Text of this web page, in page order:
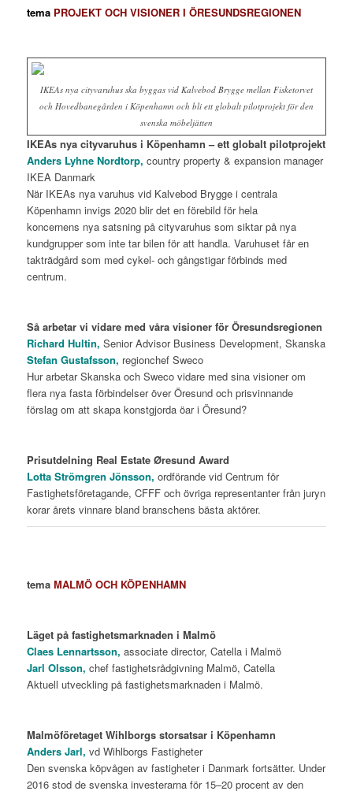
tema PROJEKT OCH VISIONER I ÖRESUNDSREGIONEN
IKEAs nya cityvaruhus ska byggas vid Kalvebod Brygge mellan Fisketorvet
och Hovedbanegården i Köpenhamn och bli ett globalt pilotprojekt för den
svenska möbeljätten
IKEAs nya cityvaruhus i Köpenhamn – ett globalt pilotprojekt
Anders Lyhne Nordtorp, country property & expansion manager
IKEA Danmark
När IKEAs nya varuhus vid Kalvebod Brygge i centrala
Köpenhamn invigs 2020 blir det en förebild för hela
koncernens nya satsning på cityvaruhus som siktar på nya
kundgrupper som inte tar bilen för att handla. Varuhuset får en
takträdgård som med cykel- och gångstigar förbinds med
centrum.
Så arbetar vi vidare med våra visioner för Öresundsregionen
Richard Hultin, Senior Advisor Business Development, Skanska
Stefan Gustafsson, regionchef Sweco
Hur arbetar Skanska och Sweco vidare med sina visioner om
flera nya fasta förbindelser över Öresund och prisvinnande
förslag om att skapa konstgjorda öar i Öresund?
Prisutdelning Real Estate Øresund Award
Lotta Strömgren Jönsson, ordförande vid Centrum för
Fastighetsföretagande, CFFF och övriga representanter från juryn
korar årets vinnare bland branschens bästa aktörer.
tema MALMÖ OCH KÖPENHAMN
Läget på fastighetsmarknaden i Malmö
Claes Lennartsson, associate director, Catella i Malmö
Jarl Olsson, chef fastighetsrådgivning Malmö, Catella
Aktuell utveckling på fastighetsmarknaden i Malmö.
Malmöföretaget Wihlborgs storsatsar i Köpenhamn
Anders Jarl, vd Wihlborgs Fastigheter
Den svenska köpvågen av fastigheter i Danmark fortsätter. Under
2016 stod de svenska investerarna för 15–20 procent av den